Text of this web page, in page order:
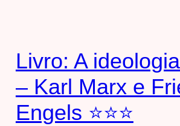
Livro: A
– Karl Marx e
Engels ⭐⭐⭐